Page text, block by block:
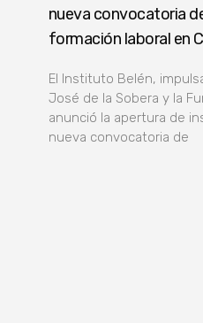
nueva convocatoria
formación laboral en
El Instituto Belén,
José de la Sobera y la
anunció la apertura de
nueva convocatoria de